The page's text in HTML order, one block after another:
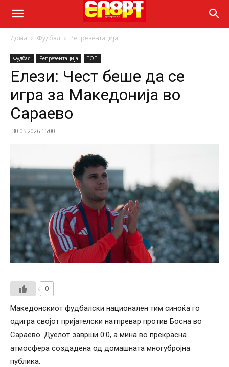
Дома Фудбал Репрезентација
Фудбал Репрезентација ТОП
Елези: Чест беше да се
игра за Македонија во
Сараево
30.05.2026 15:00
0
Македонскиот фудбалски национален тим синоќа го
одигра својот пријателски натпревар против Босна во
Сараево. Дуелот заврши 0:0, а мина во прекрасна
атмосфера создадена од домашната многубројна
публика.